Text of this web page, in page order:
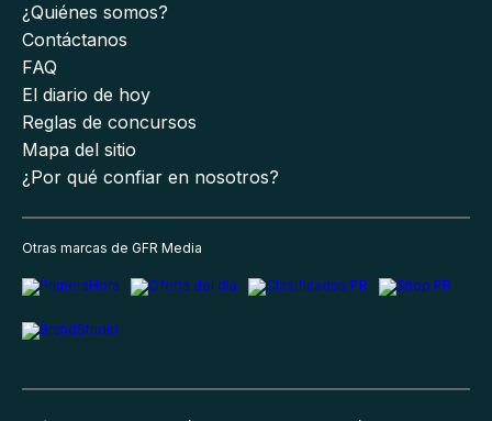
¿Quiénes somos?
Contáctanos
FAQ
El diario de hoy
Reglas de concursos
Mapa del sitio
¿Por qué confiar en nosotros?
Otras marcas de GFR Media